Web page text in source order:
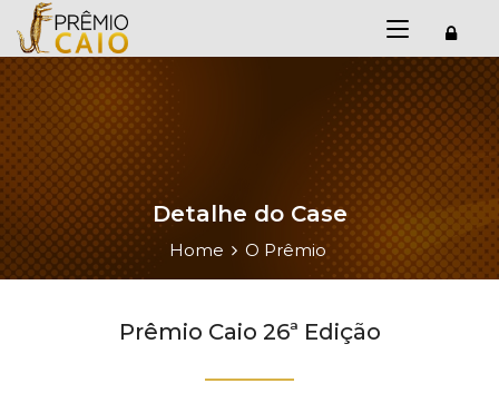
Detalhe do Case
Home O Prêmio
Prêmio Caio 26ª Edição